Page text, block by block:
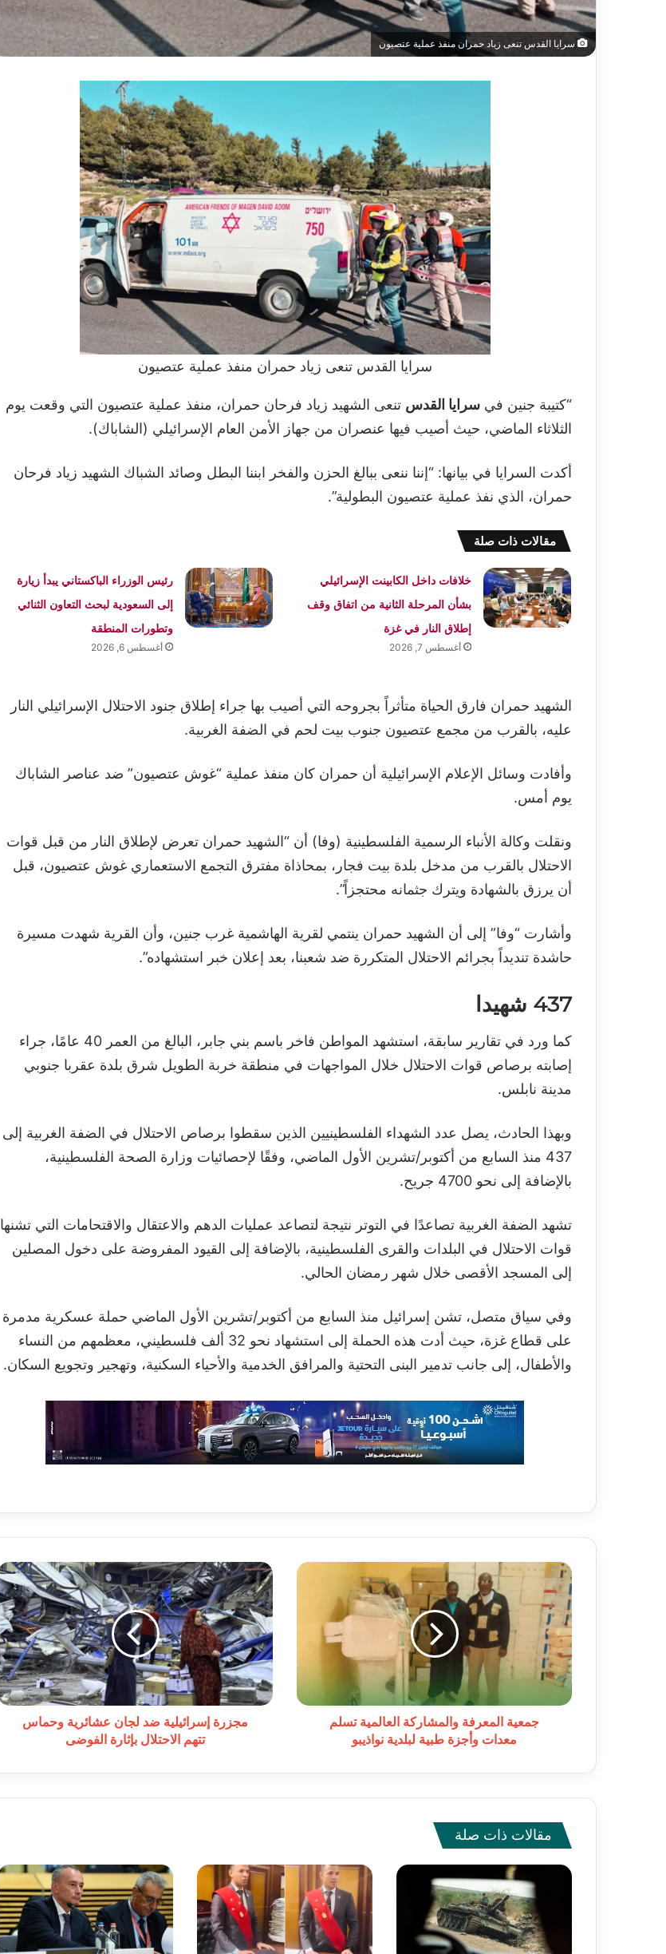
سرايا القدس تنعى زياد حمران منفذ عملية عتصيون
سرايا القدس تنعى زياد حمران منفذ عملية عتصيون
“كتيبة جنين في سرايا القدس تنعى الشهيد زياد فرحان حمران، منفذ عملية عتصيون التي وقعت يوم
الثلاثاء الماضي، حيث أصيب فيها عنصران من جهاز الأمن العام الإسرائيلي (الشاباك).
أكدت السرايا في بيانها: “إننا ننعى ببالغ الحزن والفخر ابننا البطل وصائد الشباك الشهيد زياد فرحان
حمران، الذي نفذ عملية عتصيون البطولية”.
مقالات ذات صلة
خلافات داخل الكابينت الإسرائيلي
بشأن المرحلة الثانية من اتفاق وقف
إطلاق النار في غزة
أغسطس 7, 2026
رئيس الوزراء الباكستاني يبدأ زيارة
إلى السعودية لبحث التعاون الثنائي
وتطورات المنطقة
أغسطس 6, 2026
الشهيد حمران فارق الحياة متأثراً بجروحه التي أصيب بها جراء إطلاق جنود الاحتلال الإسرائيلي النار
عليه، بالقرب من مجمع عتصيون جنوب بيت لحم في الضفة الغربية.
وأفادت وسائل الإعلام الإسرائيلية أن حمران كان منفذ عملية “غوش عتصيون” ضد عناصر الشاباك
يوم أمس.
ونقلت وكالة الأنباء الرسمية الفلسطينية (وفا) أن “الشهيد حمران تعرض لإطلاق النار من قبل قوات
الاحتلال بالقرب من مدخل بلدة بيت فجار، بمحاذاة مفترق التجمع الاستعماري غوش عتصيون، قبل
أن يرزق بالشهادة ويترك جثمانه محتجزاً”.
وأشارت “وفا” إلى أن الشهيد حمران ينتمي لقرية الهاشمية غرب جنين، وأن القرية شهدت مسيرة
حاشدة تنديداً بجرائم الاحتلال المتكررة ضد شعبنا، بعد إعلان خبر استشهاده”.
437 شهيدا
كما ورد في تقارير سابقة، استشهد المواطن فاخر باسم بني جابر، البالغ من العمر 40 عامًا، جراء
إصابته برصاص قوات الاحتلال خلال المواجهات في منطقة خربة الطويل شرق بلدة عقربا جنوبي
مدينة نابلس.
وبهذا الحادث، يصل عدد الشهداء الفلسطينيين الذين سقطوا برصاص الاحتلال في الضفة الغربية إلى
437 منذ السابع من أكتوبر/تشرين الأول الماضي، وفقًا لإحصائيات وزارة الصحة الفلسطينية،
بالإضافة إلى نحو 4700 جريح.
تشهد الضفة الغربية تصاعدًا في التوتر نتيجة لتصاعد عمليات الدهم والاعتقال والاقتحامات التي تشنها
قوات الاحتلال في البلدات والقرى الفلسطينية، بالإضافة إلى القيود المفروضة على دخول المصلين
إلى المسجد الأقصى خلال شهر رمضان الحالي.
وفي سياق متصل، تشن إسرائيل منذ السابع من أكتوبر/تشرين الأول الماضي حملة عسكرية مدمرة
على قطاع غزة، حيث أدت هذه الحملة إلى استشهاد نحو 32 ألف فلسطيني، معظمهم من النساء
والأطفال، إلى جانب تدمير البنى التحتية والمرافق الخدمية والأحياء السكنية، وتهجير وتجويع السكان.
جمعية
المعرفة
والمشاركة
العالمية
تسلم
معدات
وأجزة
طبية
لبلدية
جمعية المعرفة والمشاركة العالمية تسلم
معدات وأجزة طبية لبلدية نواذيبو
مجزرة
إسرائيلية
ضد
لجان
عشائرية
وحماس
تتهم
الاحتلال
بإثارة
الفوضىمجزرة إسرائيلية ضد لجان عشائرية وحماس
تتهم الاحتلال بإثارة الفوضى
مقالات ذات صلة